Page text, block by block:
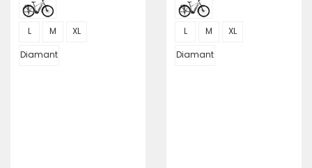
L M
XL
Diamant
L M
XL
Diamant